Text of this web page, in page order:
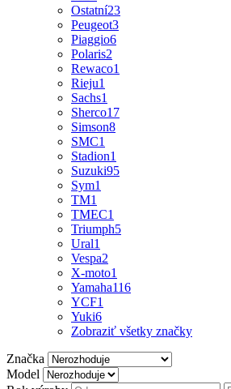
Ostatní23
Peugeot3
Piaggio6
Polaris2
Rewaco1
Rieju1
Sachs1
Sherco17
Simson8
SMC1
Stadion1
Suzuki95
Sym1
TM1
TMEC1
Triumph5
Ural1
Vespa2
X-moto1
Yamaha116
YCF1
Yuki6
Zobraziť všetky značky
Značka
Model